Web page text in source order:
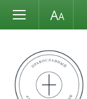
Размер шрифта